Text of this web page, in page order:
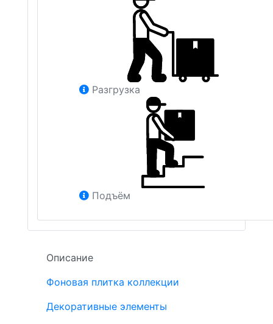
Разгрузка
Подъём
Описание
Фоновая плитка коллекции
Декоративные элементы